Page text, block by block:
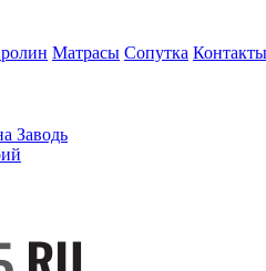
Матрасы Сопутка Контакты
Заводь